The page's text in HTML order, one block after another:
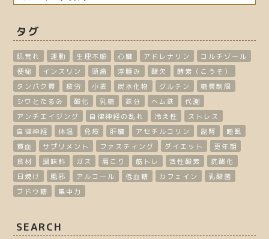
タグ
肌荒れ 運動 生理不順 心臓 アドレナリン
コルチゾール
便秘
インスリン 頭痛 浮腫み 酸欠
酵素（こうそ）
タンパク質
疲労 小麦 炭水化物 グルテン
糖質制限
シワとたるみ
酸化 乳糖 鉄分 ヘム鉄
代謝
アンチエイジング
自律神経の乱れ 冷え性
ストレス
自律神経
体温 免疫 肝臓 アセチルコリン 副腎
睡眠
貧血
サプリメント ファスティング ダイエット
更年期
食材
調味料 ガス 肩こり 筋トレ 活性酸素
抗酸化
日焼け
風邪 アルコール 低血糖 カフェイン
乳酸菌
ブドウ糖
集中力
SEARCH